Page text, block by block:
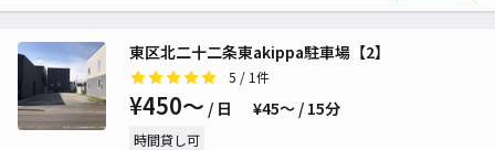
東区北二十二条東akippa駐車場【2】
5 / 1件
¥450〜 / 日 ¥45〜 / 15分
時間貸し可